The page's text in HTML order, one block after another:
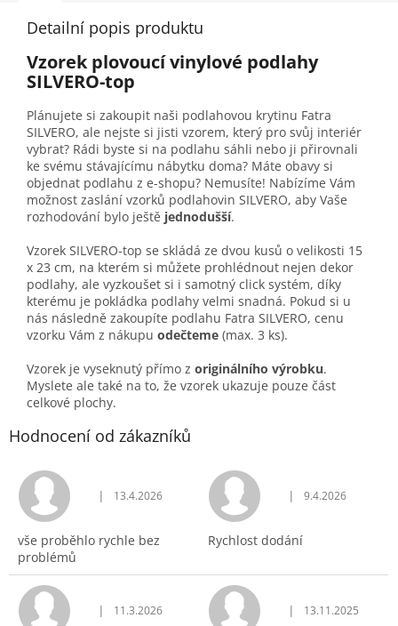
Detailní popis produktu
Vzorek plovoucí vinylové podlahy
SILVERO-top
Plánujete si zakoupit naši podlahovou krytinu Fatra
SILVERO, ale nejste si jisti vzorem, který pro svůj interiér
vybrat? Rádi byste si na podlahu sáhli nebo ji přirovnali
ke svému stávajícímu nábytku doma? Máte obavy si
objednat podlahu z e-shopu? Nemusíte! Nabízíme Vám
možnost zaslání vzorků podlahovin SILVERO, aby Vaše
rozhodování bylo ještě jednodušší.
Vzorek SILVERO-top se skládá ze dvou kusů o velikosti 15
x 23 cm, na kterém si můžete prohlédnout nejen dekor
podlahy, ale vyzkoušet si i samotný click systém, díky
kterému je pokládka podlahy velmi snadná. Pokud si u
nás následně zakoupíte podlahu Fatra SILVERO, cenu
vzorku Vám z nákupu odečteme (max. 3 ks).
Vzorek je vyseknutý přímo z originálního výrobku.
Myslete ale také na to, že vzorek ukazuje pouze část
celkové plochy.
Hodnocení od zákazníků
Hodnocení obchodu je 5 z 5 hvězdiček.
| 13.4.2026
vše proběhlo rychle bez
problémů
Hodnocení
| 9.4.2026
Rychlost dodání
Hodnocení obchodu je 5 z 5 hvězdiček.
| 11.3.2026 Hodnocení
| 13.11.2025